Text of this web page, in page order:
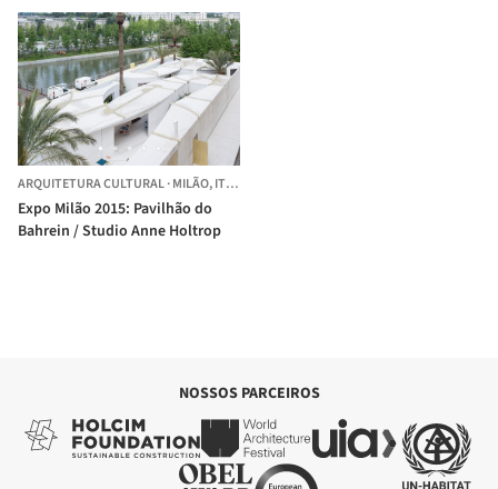
ARQUITETURA CULTURAL·MILÃO,ITÁLIA
Expo Milão 2015: Pavilhão do
Bahrein / Studio Anne Holtrop